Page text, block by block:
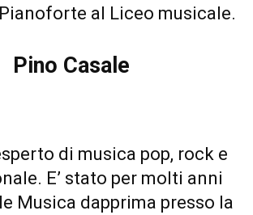
al Liceo musicale.
Pino Casale
di musica pop, rock e
E’ stato per molti anni
Musica dapprima presso la